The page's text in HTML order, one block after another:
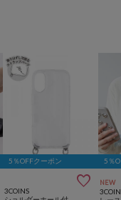
5％OFFクーポン

3COINS
5％
NEW